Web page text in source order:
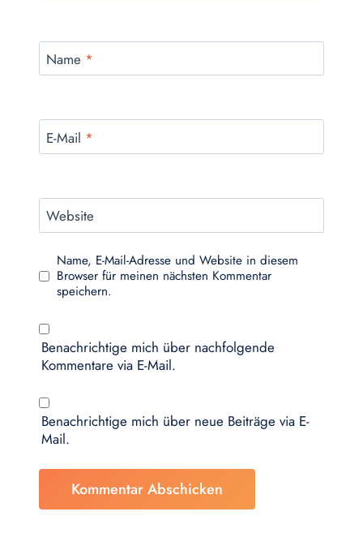
Name *
E-Mail *
Website
Name, E-Mail-Adresse und Website in diesem
Browser für meinen nächsten Kommentar
speichern.
Benachrichtige mich über nachfolgende
Kommentare via E-Mail.
Benachrichtige mich über neue Beiträge via E-
Mail.